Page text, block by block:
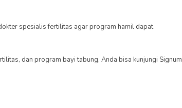
spesialis fertilitas agar program hamil dapat
dan program bayi tabung, Anda bisa kunjungi Signum